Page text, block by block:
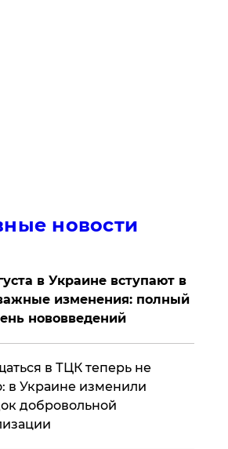
новости
в Украине вступают в
изменения: полный
нововведений
в ТЦК теперь не
в Украине изменили
добровольной